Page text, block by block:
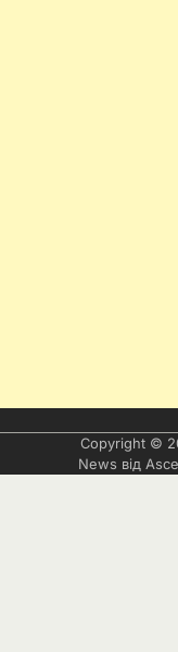
Copyright ©
News від